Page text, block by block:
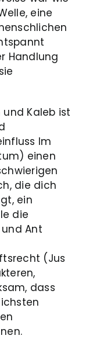
eine
Handlung
und Kaleb ist
Im
einen
die dich
ein
die
Ant
(Jus
dass